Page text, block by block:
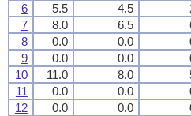
6
5.5 4.5
7
8.0 6.5
8
0.0 0.0
9
0.0 0.0
10
11.0 8.0
11
0.0 0.0
12
0.0 0.0
6
5.5 4.5
7
8.0 6.5
8
0.0 0.0
9
0.0 0.0
10
11.0 8.0
11
0.0 0.0
12
0.0 0.0
6
5.5 4.5
7
8.0 6.5
8
0.0 0.0
9
0.0 0.0
10
11.0 8.0
11
0.0 0.0
12
0.0 0.0
6
5.5 4.5
7
8.0 6.5
8
0.0 0.0
9
0.0 0.0
10
11.0 8.0
11
0.0 0.0
12
0.0 0.0